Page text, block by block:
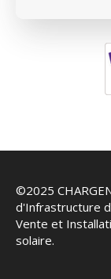
©2025
d'Infrastructure
Vente et
solaire.